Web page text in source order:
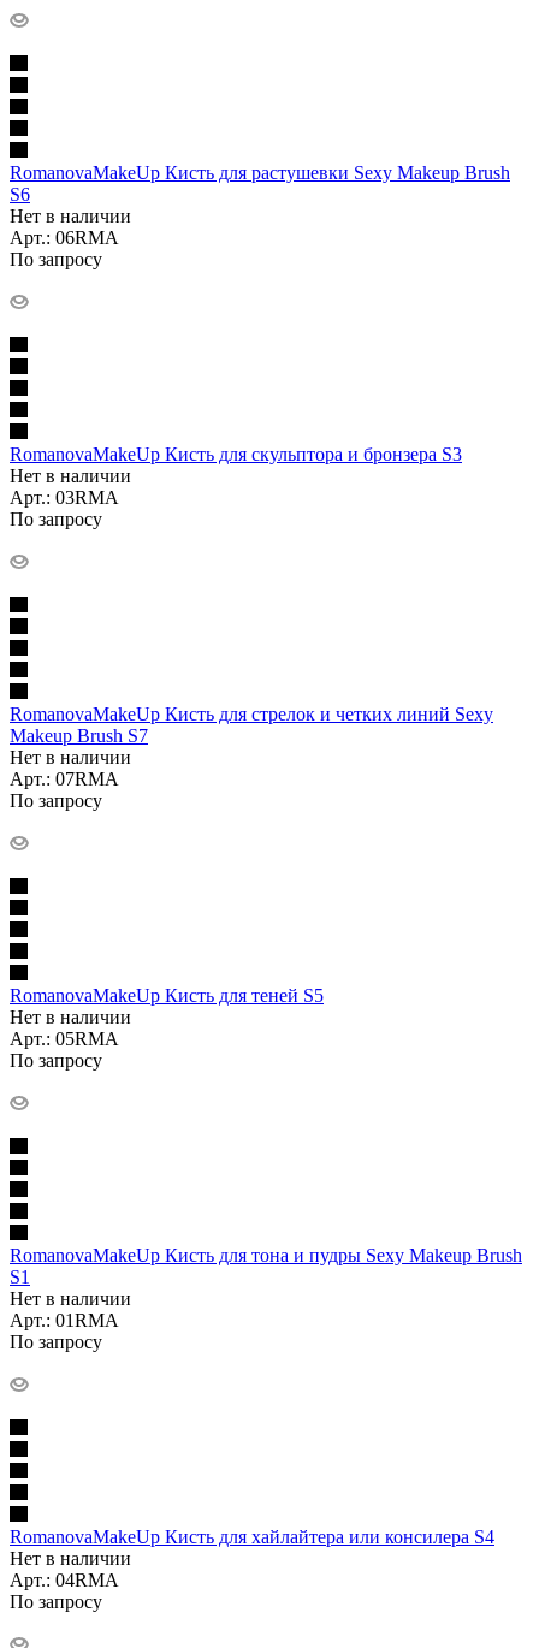
RomanovaMakeUp Кисть для растушевки Sexy Makeup Brush
S6
Нет в наличии
Арт.: 06RMA
По запросу
RomanovaMakeUp Кисть для скульптора и бронзера S3
Нет в наличии
Арт.: 03RMA
По запросу
RomanovaMakeUp Кисть для стрелок и четких линий Sexy
Makeup Brush S7
Нет в наличии
Арт.: 07RMA
По запросу
RomanovaMakeUp Кисть для теней S5
Нет в наличии
Арт.: 05RMA
По запросу
RomanovaMakeUp Кисть для тона и пудры Sexy Makeup Brush
S1
Нет в наличии
Арт.: 01RMA
По запросу
RomanovaMakeUp Кисть для хайлайтера или консилера S4
Нет в наличии
Арт.: 04RMA
По запросу